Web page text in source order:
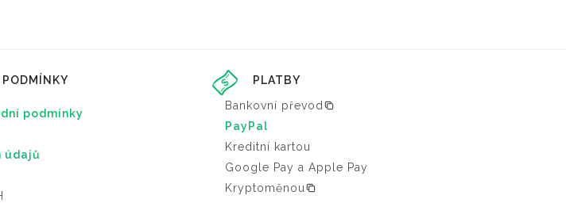
podmínky
údajů
PLATBY
Bankovní převod
PayPal
Kreditní kartou
Google Pay a Apple Pay
Kryptoměnou